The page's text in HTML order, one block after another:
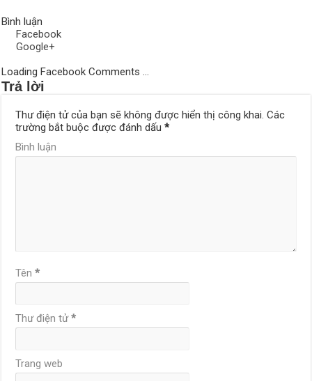
Bình luận
Facebook
Google+
Loading Facebook Comments ...
Trả lời
Thư điện tử của bạn sẽ không được hiển thị công khai. Các
trường bắt buộc được đánh dấu*
Bình luận
Tên*
Thư điện tử*
Trang web